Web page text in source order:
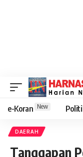
e-Koran New
DAERAH
Tanggapan